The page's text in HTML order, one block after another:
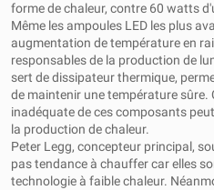
forme de chaleur, contre 60 watts
Même les ampoules LED les plus
augmentation de température en
responsables de la production de
sert de dissipateur thermique,
de maintenir une température sûre.
inadéquate de ces composants
la production de chaleur.
Peter Legg, concepteur principal,
pas tendance à chauffer car elles
technologie à faible chaleur.